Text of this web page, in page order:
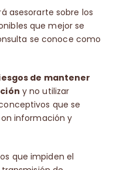
asesorarte sobre los
que mejor se
se conoce como
de mantener
y no utilizar
que se
información y
que impiden el